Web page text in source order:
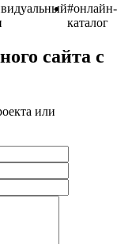
#онлайн-
каталог
сайта с
или